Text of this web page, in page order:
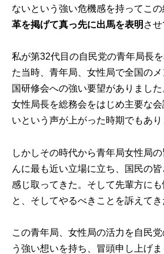
ないという強い危機感を持ってこ
革を掲げて真っ先に出馬を表明 さ
私が第32代目の自民党の青年局長
た当時、青年局、女性局で全国の
国研修会への強い要望がありました
女性局長を総務会をはじめ主要な
いという声が上がった時期でもあり
しかしその時代から青年局女性局
んに最も近い立場に立ち、国民の
感じ取ってきた。そして先輩方にも
と、そしてやるべきことを訴えてき
この青年局、女性局の活力を自民
う強い想いを持ち、冒頭申し上げ